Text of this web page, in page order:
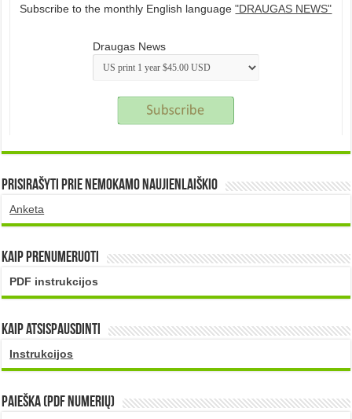
Subscribe to the monthly English language"DRAUGAS NEWS"
Draugas News
Prisirašyti prie nemokamo naujienlaiškio
Anketa
Kaip prenumeruoti
PDF instrukcijos
Kaip atsispausdinti
Instrukcijos
PAIEŠKA (PDF numerių)